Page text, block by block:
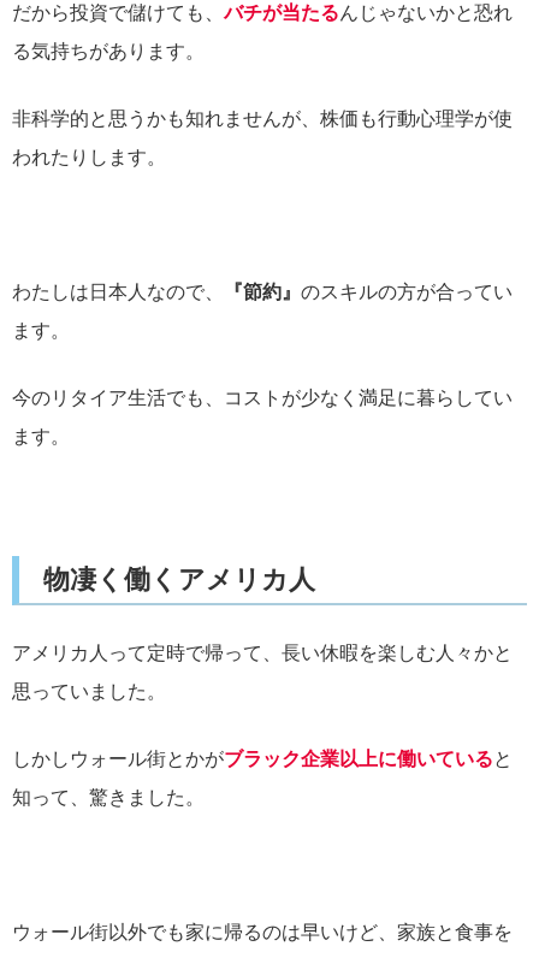
だから投資で儲けても、バチが当たるんじゃないかと恐れ
る気持ちがあります。
非科学的と思うかも知れませんが、株価も行動心理学が使
われたりします。
わたしは日本人なので、 『節約』 のスキルの方が合ってい
ます。
今のリタイア生活でも、コストが少なく満足に暮らしてい
ます。
物凄く働くアメリカ人
アメリカ人って定時で帰って、長い休暇を楽しむ人々かと
思っていました。
しかしウォール街とかがブラック企業以上に働いていると
知って、驚きました。
ウォール街以外でも家に帰るのは早いけど、家族と食事を